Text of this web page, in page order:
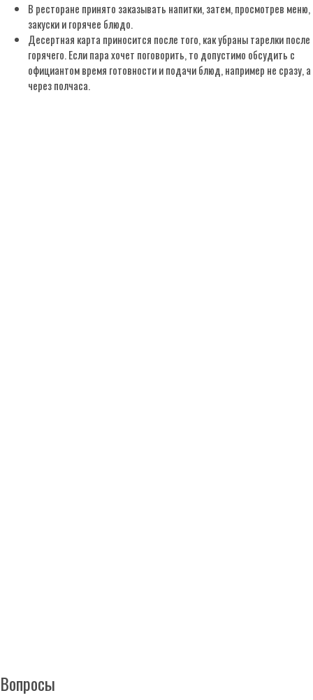
В ресторане принято заказывать напитки, затем, просмотрев меню,
закуски и горячее блюдо.
Десертная карта приносится после того, как убраны тарелки после
горячего. Если пара хочет поговорить, то допустимо обсудить с
официантом время готовности и подачи блюд, например не сразу, а
через полчаса.
Вопросы